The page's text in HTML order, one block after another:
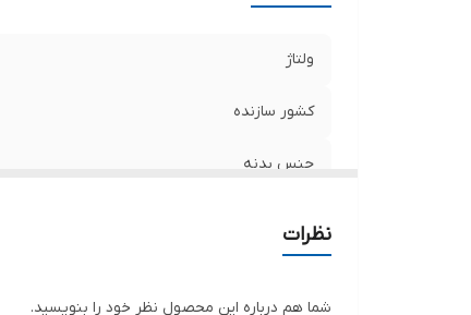
ولتاژ
کشور سازنده
جنس بدنه
نظرات
شما هم درباره این محصول نظر خود را بنویسید.